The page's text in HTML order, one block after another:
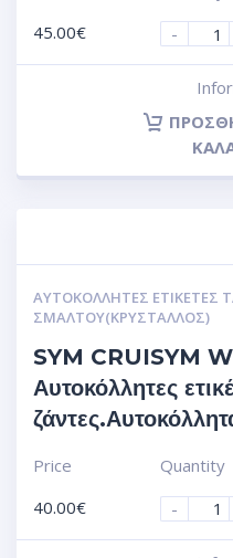
45.00€
-
ΑΥΤΟΚΌΛΛΗΤΕΣ ΕΤΙΚΈΤΕΣ
ΣΜΆΛΤΟΥ(ΚΡΎΣΤΑΛΛΟΣ)
SYM CRUISYM
Αυτοκόλλητες
Price
40.00€
Quantity
-